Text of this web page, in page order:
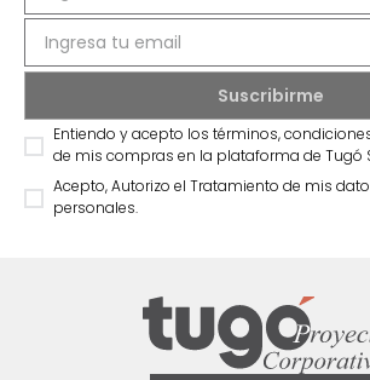
Entiendo y acepto los términos,
de mis compras en la plataforma de Tugó
Acepto, Autorizo el Tratamiento de mis
personales.